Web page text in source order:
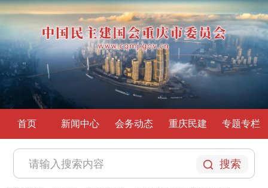
首页 新闻中心 会务动态 重庆民建 专题专栏
搜索